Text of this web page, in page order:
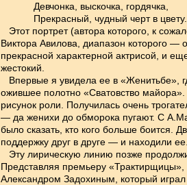
Девчонка, выскочка, гордячка,
Прекрасный, чудный черт в цвету.
Этот портрет (автора которого, к
Виктора Авилова, диапазон которого —
прекрасной характерной актрисой, и
жестокий.
Впервые я увидела ее в «Женитьбе»,
ожившее полотно «Сватовство майора».
рисунок роли. Получилась очень
— да женихи до обморока пугают. С
было сказать, кто кого больше боится.
поддержку друг в друге — и находили
Эту лирическую линию позже
Представляя премьеру «Трактирщицы»,
Александром Задохиным, который